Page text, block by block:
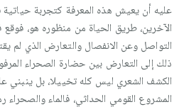
عليه أن يعيش هذه المعرفة كتجربة
الآخرين، طريق الحياة من منظوره هو، فوقع
التواصل وعن الانفصال والتعارض الذي لم
ذلك إلى التعارض بين حضارة الصحراء
الكشف الشعري ليس كله تخييلا، بل ينبني
المشروع القومي الحداثي، فالماء